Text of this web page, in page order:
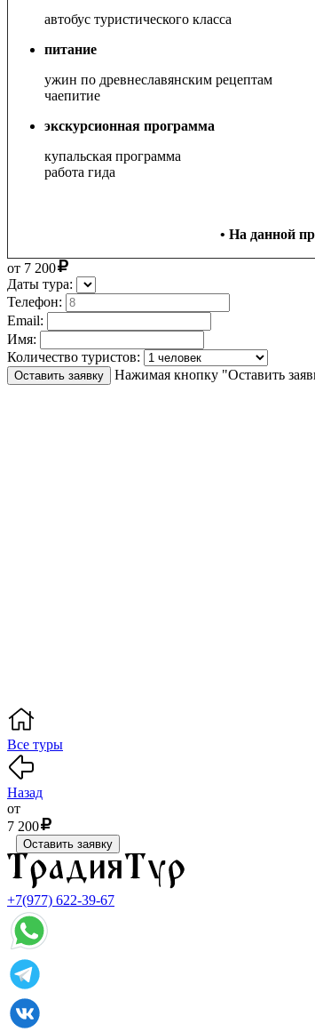
автобус туристического класса
питание
ужин по древнеславянским рецептам
чаепитие
экскурсионная программа
купальская программа
работа гида
• На данной
от 7 200
Даты тура:
Телефон:
Email:
Имя:
Количество туристов:
Оставить заявку Нажимая кнопку "Оставить
Все туры
Назад
от
7 200
Оставить заявку
+7(977) 622-39-67